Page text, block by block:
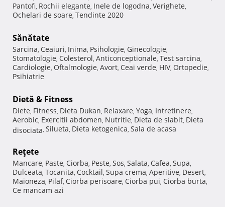
Pantofi, Rochii elegante, Inele de logodna, Verighete,
Ochelari de soare, Tendinte 2020
Sănătate
Sarcina, Ceaiuri, Inima, Psihologie, Ginecologie,
Stomatologie, Colesterol, Anticonceptionale, Test sarcina,
Cardiologie, Oftalmologie, Avort, Ceai verde, HIV, Ortopedie,
Psihiatrie
Dietă & Fitness
Diete, Fitness, Dieta Dukan, Relaxare, Yoga, Intretinere,
Aerobic, Exercitii abdomen, Nutritie, Dieta de slabit, Dieta
disociata, Silueta, Dieta ketogenica, Sala de acasa
Reţete
Mancare, Paste, Ciorba, Peste, Sos, Salata, Cafea, Supa,
Dulceata, Tocanita, Cocktail, Supa crema, Aperitive, Desert,
Maioneza, Pilaf, Ciorba perisoare, Ciorba pui, Ciorba burta,
Ce mancam azi